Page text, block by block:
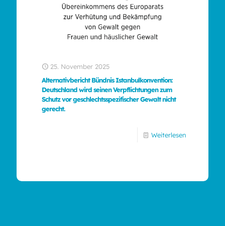
25. November 2025
Alternativbericht Bündnis Istanbulkonvention:
Deutschland wird seinen Verpflichtungen zum
Schutz vor geschlechtsspezifischer Gewalt nicht
gerecht.
Weiterlesen